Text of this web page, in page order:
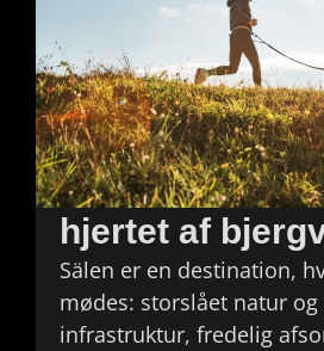
hjertet af
Sälen er en destination,
mødes: storslået natur
infrastruktur, fredelig